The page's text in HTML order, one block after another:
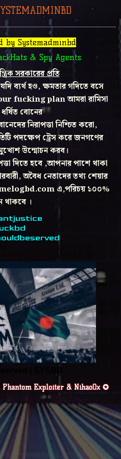
by Systemadminbd
& Spy Agents.
সরকারের প্রতি
ব্যর্থ হও, ক্ষমতার গদিতে বসে
fucking plan আমরা রামিসা
বোনের
নিরাপত্তা নিশ্চিত করো,
পদক্ষেপ ট্রেস করে জনগণের
উন্মোচন করব।
দিতে হবে ,আপনার পাশে থাকা
অবৈধ নেতাদের তথ্য শেয়ার
এ,পরিচয় ১০০%
।
Phantom Exploiter & Nihao0x ✪